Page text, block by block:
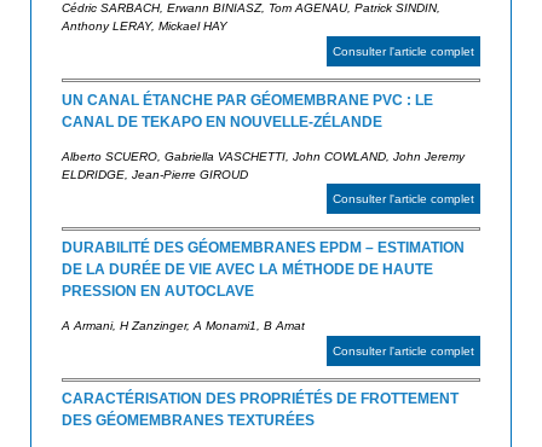
Cédric SARBACH, Erwann BINIASZ, Tom AGENAU, Patrick SINDIN,
Anthony LERAY, Mickael HAY
Consulter l'article complet
UN CANAL ÉTANCHE PAR GÉOMEMBRANE PVC : LE
CANAL DE TEKAPO EN NOUVELLE-ZÉLANDE
Alberto SCUERO, Gabriella VASCHETTI, John COWLAND, John Jeremy
ELDRIDGE, Jean-Pierre GIROUD
Consulter l'article complet
DURABILITÉ DES GÉOMEMBRANES EPDM – ESTIMATION
DE LA DURÉE DE VIE AVEC LA MÉTHODE DE HAUTE
PRESSION EN AUTOCLAVE
A Armani, H Zanzinger, A Monami1, B Amat
Consulter l'article complet
CARACTÉRISATION DES PROPRIÉTÉS DE FROTTEMENT
DES GÉOMEMBRANES TEXTURÉES